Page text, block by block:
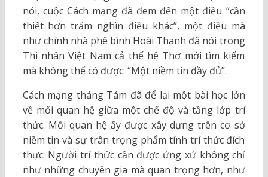
nói, cuộc Cách mạng đã đem đến một điều “cần
thiết hơn trăm nghìn điều khác”, một điều mà
như chính nhà phê bình Hoài Thanh đã nói trong
Thi nhân Việt Nam cả thế hệ Thơ mới tìm kiếm
mà không thể có được: “Một niềm tin đầy đủ”.
Cách mạng tháng Tám đã để lại một bài học lớn
về mối quan hệ giữa một chế độ và tầng lớp trí
thức. Mối quan hệ ấy được xây dựng trên cơ sở
niềm tin và sự trân trọng phẩm tính trí thức đích
thực. Người trí thức cần được ứng xử không chỉ
như những chuyên gia mà quan trọng hơn, như